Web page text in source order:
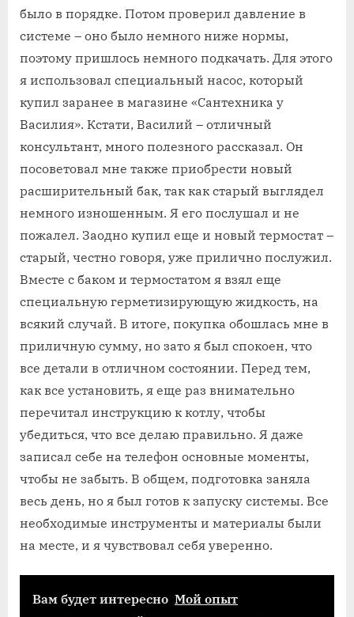
было в порядке. Потом проверил давление в
системе – оно было немного ниже нормы,
поэтому пришлось немного подкачать. Для этого
я использовал специальный насос, который
купил заранее в магазине «Сантехника у
Василия». Кстати, Василий – отличный
консультант, много полезного рассказал. Он
посоветовал мне также приобрести новый
расширительный бак, так как старый выглядел
немного изношенным. Я его послушал и не
пожалел. Заодно купил еще и новый термостат –
старый, честно говоря, уже прилично послужил.
Вместе с баком и термостатом я взял еще
специальную герметизирующую жидкость, на
всякий случай. В итоге, покупка обошлась мне в
приличную сумму, но зато я был спокоен, что
все детали в отличном состоянии. Перед тем,
как все установить, я еще раз внимательно
перечитал инструкцию к котлу, чтобы
убедиться, что все делаю правильно. Я даже
записал себе на телефон основные моменты,
чтобы не забыть. В общем, подготовка заняла
весь день, но я был готов к запуску системы. Все
необходимые инструменты и материалы были
на месте, и я чувствовал себя уверенно.
Вам будет интересно Мой опыт